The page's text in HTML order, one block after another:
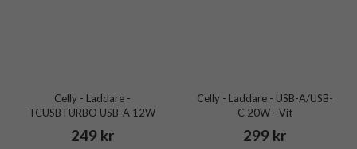
Celly - Laddare -
TCUSBTURBO USB-A 12W
249 kr
Celly - Laddare - USB-A/USB-
C 20W - Vit
299 kr